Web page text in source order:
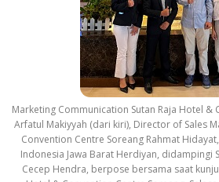
Marketing Communication Sutan Raja Hotel &
Arfatul Makiyyah (dari kiri), Director of Sales
Convention Centre Soreang Rahmat
Indonesia Jawa Barat Herdiyan, didampingi
Cecep Hendra, berpose bersama saat